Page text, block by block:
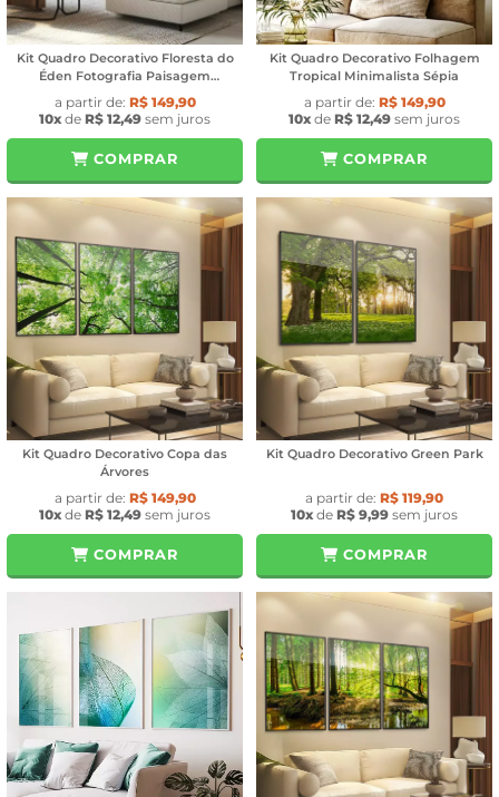
Kit Quadro Decorativo Floresta do
Éden Fotografia Paisagem
Ensolarada
a partir de: R$ 149,90
10x de R$ 12,49 sem juros
COMPRAR
Kit Quadro Decorativo Folhagem
Tropical Minimalista Sépia
a partir de: R$ 149,90
10x de R$ 12,49 sem juros
COMPRAR
Kit Quadro Decorativo Copa das
Árvores
a partir de: R$ 149,90
10x de R$ 12,49 sem juros
COMPRAR
Kit Quadro Decorativo Green Park
a partir de: R$ 119,90
10x de R$ 9,99 sem juros
COMPRAR